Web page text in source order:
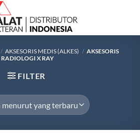
/ AKSESORIS MEDIS (ALKES) / AKSESORIS
RADIOLOGI X RAY
FILTER